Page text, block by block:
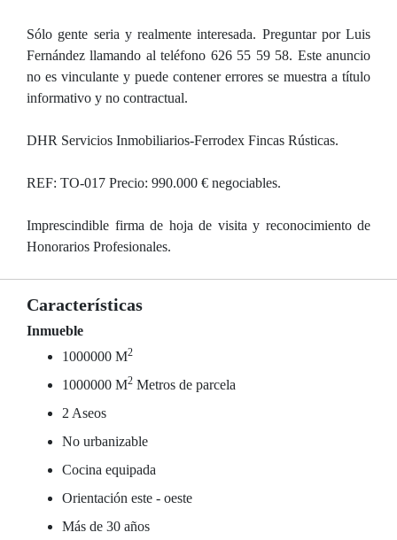
Sólo gente seria y realmente interesada. Preguntar por Luis
Fernández llamando al teléfono 626 55 59 58. Este anuncio
no es vinculante y puede contener errores se muestra a título
informativo y no contractual.
DHR Servicios Inmobiliarios-Ferrodex Fincas Rústicas.
REF: TO-017 Precio: 990.000 € negociables.
Imprescindible firma de hoja de visita y reconocimiento de
Honorarios Profesionales.
Características
Inmueble
1000000 M2
1000000 M2 Metros de parcela
2 Aseos
No urbanizable
Cocina equipada
Orientación este - oeste
Más de 30 años